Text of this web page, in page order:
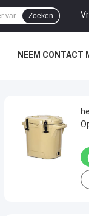
Zoeken
NEEM CONTACT